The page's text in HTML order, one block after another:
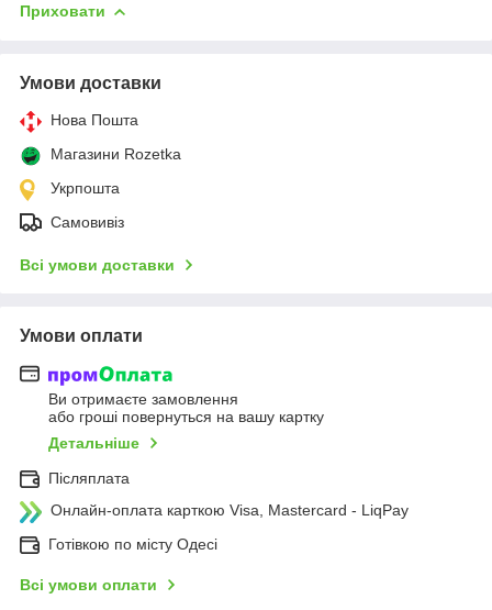
Приховати
Умови доставки
Нова Пошта
Магазини Rozetka
Укрпошта
Самовивіз
Всі умови доставки
Умови оплати
Ви отримаєте замовлення
або гроші повернуться на вашу картку
Детальніше
Післяплата
Онлайн-оплата карткою Visa, Mastercard - LiqPay
Готівкою по місту Одесі
Всі умови оплати